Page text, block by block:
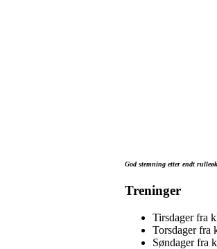
God stemning etter endt
Treninger
Tirsdager fra
Torsdager fra
Søndager fra